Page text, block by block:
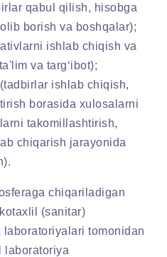
qabul qilish, hisobga
borish va boshqalar);
ishlab chiqish va
va targ‘ibot);
ishlab chiqish,
borasida xulosalarni
takomillashtirish,
chiqarish jarayonida
chiqariladigan
(sanitar)
laboratoriyalari tomonidan
laboratoriya